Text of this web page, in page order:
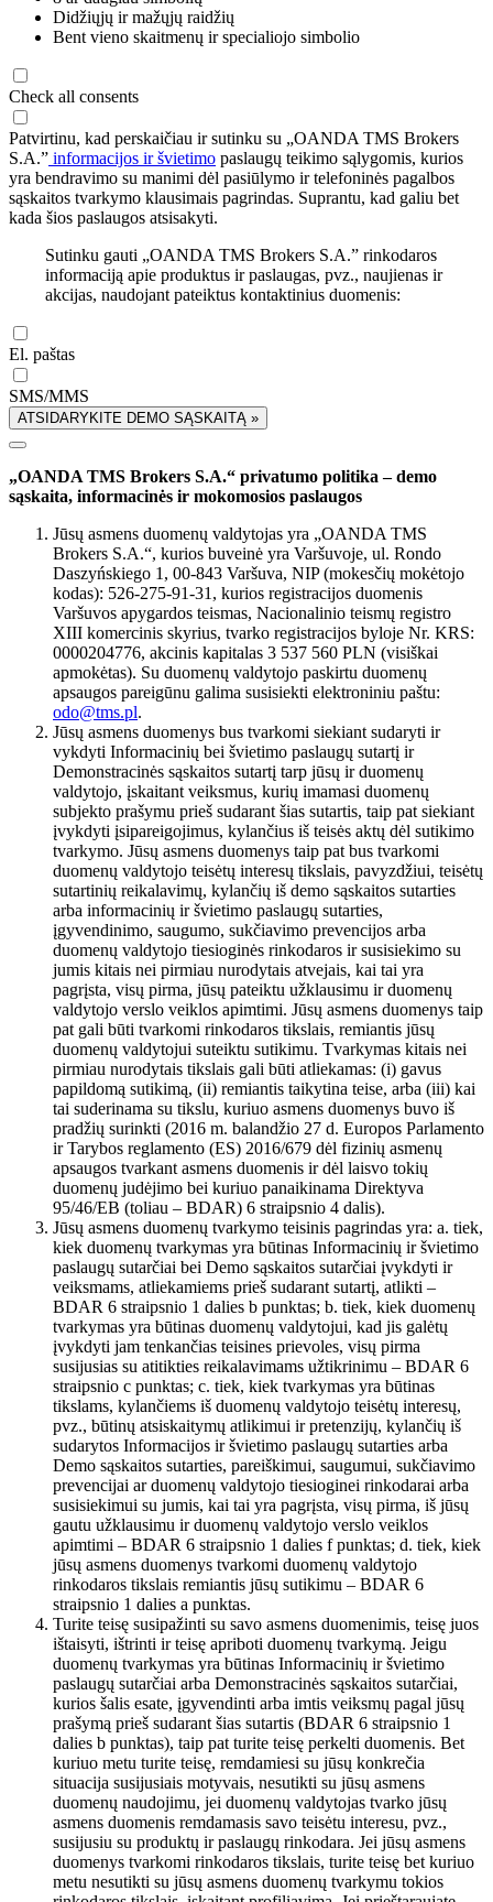
Didžiųjų ir mažųjų raidžių
Bent vieno skaitmenų ir specialiojo simbolio
Check all consents
Patvirtinu, kad perskaičiau ir sutinku su „OANDA TMS Brokers
S.A.” informacijos ir švietimo paslaugų teikimo sąlygomis, kurios
yra bendravimo su manimi dėl pasiūlymo ir telefoninės pagalbos
sąskaitos tvarkymo klausimais pagrindas. Suprantu, kad galiu bet
kada šios paslaugos atsisakyti.
Sutinku gauti „OANDA TMS Brokers S.A.” rinkodaros
informaciją apie produktus ir paslaugas, pvz., naujienas ir
akcijas, naudojant pateiktus kontaktinius duomenis:
El. paštas
SMS/MMS
ATSIDARYKITE DEMO SĄSKAITĄ »
„OANDA TMS Brokers S.A.“ privatumo politika – demo
sąskaita, informacinės ir mokomosios paslaugos
Jūsų asmens duomenų valdytojas yra „OANDA TMS
Brokers S.A.“, kurios buveinė yra Varšuvoje, ul. Rondo
Daszyńskiego 1, 00-843 Varšuva, NIP (mokesčių mokėtojo
kodas): 526-275-91-31, kurios registracijos duomenis
Varšuvos apygardos teismas, Nacionalinio teismų registro
XIII komercinis skyrius, tvarko registracijos byloje Nr. KRS:
0000204776, akcinis kapitalas 3 537 560 PLN (visiškai
apmokėtas). Su duomenų valdytojo paskirtu duomenų
apsaugos pareigūnu galima susisiekti elektroniniu paštu:
odo@tms.pl.
Jūsų asmens duomenys bus tvarkomi siekiant sudaryti ir
vykdyti Informacinių bei švietimo paslaugų sutartį ir
Demonstracinės sąskaitos sutartį tarp jūsų ir duomenų
valdytojo, įskaitant veiksmus, kurių imamasi duomenų
subjekto prašymu prieš sudarant šias sutartis, taip pat siekiant
įvykdyti įsipareigojimus, kylančius iš teisės aktų dėl sutikimo
tvarkymo. Jūsų asmens duomenys taip pat bus tvarkomi
duomenų valdytojo teisėtų interesų tikslais, pavyzdžiui, teisėtų
sutartinių reikalavimų, kylančių iš demo sąskaitos sutarties
arba informacinių ir švietimo paslaugų sutarties,
įgyvendinimo, saugumo, sukčiavimo prevencijos arba
duomenų valdytojo tiesioginės rinkodaros ir susisiekimo su
jumis kitais nei pirmiau nurodytais atvejais, kai tai yra
pagrįsta, visų pirma, jūsų pateiktu užklausimu ir duomenų
valdytojo verslo veiklos apimtimi. Jūsų asmens duomenys taip
pat gali būti tvarkomi rinkodaros tikslais, remiantis jūsų
duomenų valdytojui suteiktu sutikimu. Tvarkymas kitais nei
pirmiau nurodytais tikslais gali būti atliekamas: (i) gavus
papildomą sutikimą, (ii) remiantis taikytina teise, arba (iii) kai
tai suderinama su tikslu, kuriuo asmens duomenys buvo iš
pradžių surinkti (2016 m. balandžio 27 d. Europos Parlamento
ir Tarybos reglamento (ES) 2016/679 dėl fizinių asmenų
apsaugos tvarkant asmens duomenis ir dėl laisvo tokių
duomenų judėjimo bei kuriuo panaikinama Direktyva
95/46/EB (toliau – BDAR) 6 straipsnio 4 dalis).
Jūsų asmens duomenų tvarkymo teisinis pagrindas yra: a. tiek,
kiek duomenų tvarkymas yra būtinas Informacinių ir švietimo
paslaugų sutarčiai bei Demo sąskaitos sutarčiai įvykdyti ir
veiksmams, atliekamiems prieš sudarant sutartį, atlikti –
BDAR 6 straipsnio 1 dalies b punktas; b. tiek, kiek duomenų
tvarkymas yra būtinas duomenų valdytojui, kad jis galėtų
įvykdyti jam tenkančias teisines prievoles, visų pirma
susijusias su atitikties reikalavimams užtikrinimu – BDAR 6
straipsnio c punktas; c. tiek, kiek tvarkymas yra būtinas
tikslams, kylančiems iš duomenų valdytojo teisėtų interesų,
pvz., būtinų atsiskaitymų atlikimui ir pretenzijų, kylančių iš
sudarytos Informacijos ir švietimo paslaugų sutarties arba
Demo sąskaitos sutarties, pareiškimui, saugumui, sukčiavimo
prevencijai ar duomenų valdytojo tiesioginei rinkodarai arba
susisiekimui su jumis, kai tai yra pagrįsta, visų pirma, iš jūsų
gautu užklausimu ir duomenų valdytojo verslo veiklos
apimtimi – BDAR 6 straipsnio 1 dalies f punktas; d. tiek, kiek
jūsų asmens duomenys tvarkomi duomenų valdytojo
rinkodaros tikslais remiantis jūsų sutikimu – BDAR 6
straipsnio 1 dalies a punktas.
Turite teisę susipažinti su savo asmens duomenimis, teisę juos
ištaisyti, ištrinti ir teisę apriboti duomenų tvarkymą. Jeigu
duomenų tvarkymas yra būtinas Informacinių ir švietimo
paslaugų sutarčiai arba Demonstracinės sąskaitos sutarčiai,
kurios šalis esate, įgyvendinti arba imtis veiksmų pagal jūsų
prašymą prieš sudarant šias sutartis (BDAR 6 straipsnio 1
dalies b punktas), taip pat turite teisę perkelti duomenis. Bet
kuriuo metu turite teisę, remdamiesi su jūsų konkrečia
situacija susijusiais motyvais, nesutikti su jūsų asmens
duomenų naudojimu, jei duomenų valdytojas tvarko jūsų
asmens duomenis remdamasis savo teisėtu interesu, pvz.,
susijusiu su produktų ir paslaugų rinkodara. Jei jūsų asmens
duomenys tvarkomi rinkodaros tikslais, turite teisę bet kuriuo
metu nesutikti su jūsų asmens duomenų tvarkymu tokios